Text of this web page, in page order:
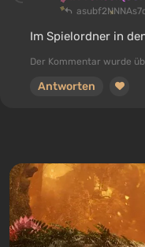
Im Spielordner in
Der Kommentar wurde
Antworten